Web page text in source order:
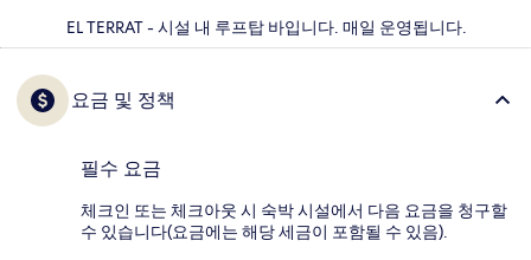
EL TERRAT - 시설 내 루프탑 바입니다. 매일 운영됩니다.
요금 및 정책
필수 요금
체크인 또는 체크아웃 시 숙박 시설에서 다음 요금을 청구할
수 있습니다(요금에는 해당 세금이 포함될 수 있음).